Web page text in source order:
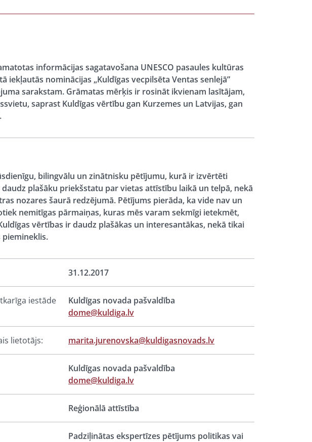
informācijas sagatavošana UNESCO pasaules kultūras
iekļautās nominācijas „Kuldīgas vecpilsēta Ventas senlejā”
sarakstam. Grāmatas mērķis ir rosināt ikvienam lasītājam,
saprast Kuldīgas vērtību gan Kurzemes un Latvijas, gan
bilingvālu un zinātnisku pētījumu, kurā ir izvērtēti
plašāku priekšstatu par vietas attīstību laikā un telpā, nekā
nozares šaurā redzējumā. Pētījums pierāda, ka vide nav un
nemitīgas pārmaiņas, kuras mēs varam sekmīgi ietekmēt,
vērtības ir daudz plašākas un interesantākas, nekā tikai
piemineklis.
31.12.2017
iestāde
Kuldīgas novada pašvaldība
dome@kuldiga.lv
lietotājs: marita.jurenovska@kuldigasnovads.lv
Kuldīgas novada pašvaldība
dome@kuldiga.lv
Reģionālā attīstība
Padziļinātas ekspertīzes pētījums politikas vai